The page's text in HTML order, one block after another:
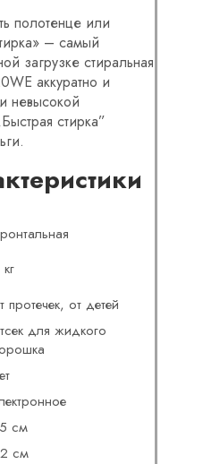
полотенце или
– самый
загрузке стиральная
аккуратно и
невысокой
стирка”
протечек, от детей
для жидкого
см
см